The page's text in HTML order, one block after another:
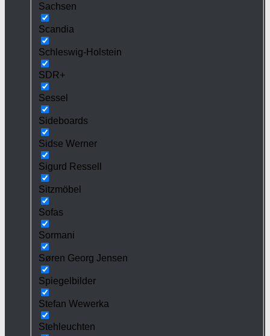
Sachsen
Scandia
Schleswig-Holstein
SDR+
Sessel
Sideboards
Sidse Werner
Sigurd Ressell
Sitzmöbel
Sofas
Sormani
Søren Georg Jensen
Spiegelbilder
Stefan Wewerka
Stehleuchten